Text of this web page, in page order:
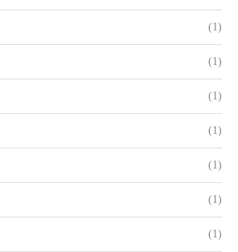
(1)
(1)
(1)
(1)
(1)
(1)
(1)